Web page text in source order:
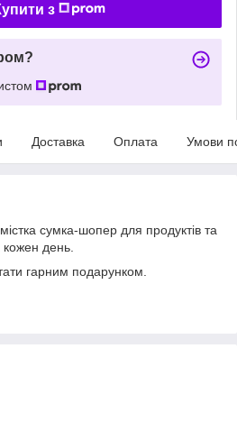
з
Доставка Оплата Умови
сумка-шопер для продуктів та
день.
гарним подарунком.